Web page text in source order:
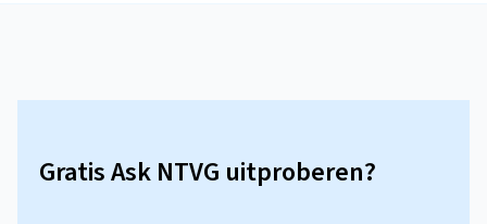
Gratis Ask NTVG uitproberen?